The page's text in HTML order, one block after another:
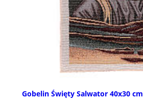
Gobelin Święty Salwator 40x30 cm